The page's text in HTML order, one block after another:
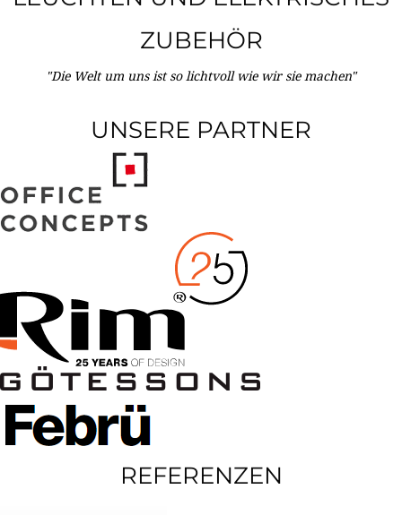
ZUBEHÖR
"Die Welt um uns ist so lichtvoll wie wir sie machen"
UNSERE PARTNER
REFERENZEN